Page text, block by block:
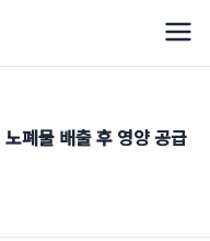
폐물 배출 후 영양 공급